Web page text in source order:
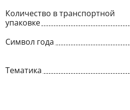
Количество в транспортной
упаковке
Символ года
Тематика